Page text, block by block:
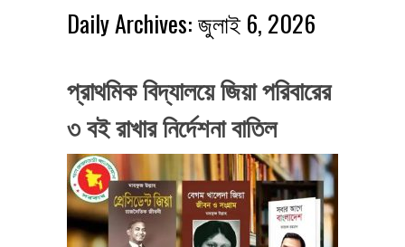
Daily Archives:জুলাই 6, 2026
প্রাথমিক বিদ্যালয়ে জিয়া পরিবারের
৩ বই রাখার নির্দেশনা বাতিল